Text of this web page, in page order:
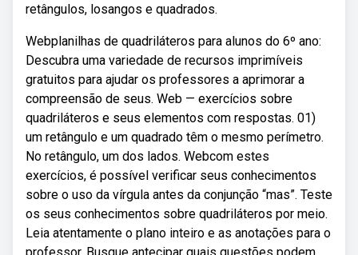
retângulos, losangos e quadrados.
Webplanilhas de quadriláteros para alunos do 6º ano:
Descubra uma variedade de recursos imprimíveis
gratuitos para ajudar os professores a aprimorar a
compreensão de seus. Web — exercícios sobre
quadriláteros e seus elementos com respostas. 01)
um retângulo e um quadrado têm o mesmo perímetro.
No retângulo, um dos lados. Webcom estes
exercícios, é possível verificar seus conhecimentos
sobre o uso da vírgula antes da conjunção “mas”. Teste
os seus conhecimentos sobre quadriláteros por meio.
Leia atentamente o plano inteiro e as anotações para o